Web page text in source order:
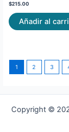
$215.00
Añadir al
1 2 3
Copyright ©